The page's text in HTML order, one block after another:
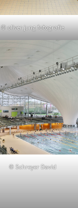
© oliver jung fotografie
© Schreyer David